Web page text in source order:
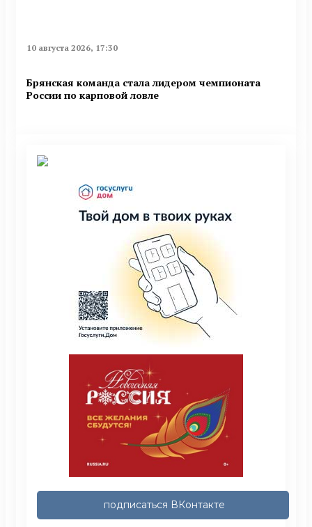
10 августа 2026, 17:30
Брянская команда стала лидером чемпионата
России по карповой ловле
подписаться ВКонтакте